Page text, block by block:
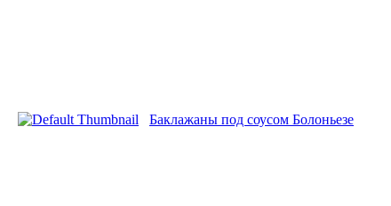
Баклажаны под соусом Болоньезе